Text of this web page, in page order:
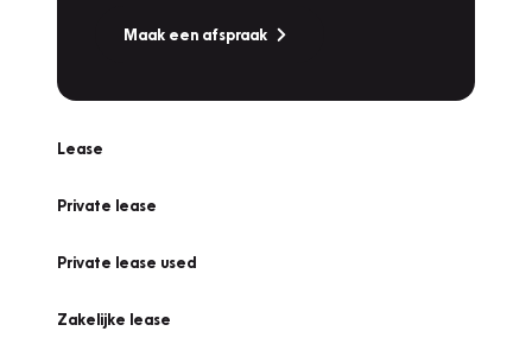
Maak een afspraak
Lease
Private lease
Private lease used
Zakelijke lease